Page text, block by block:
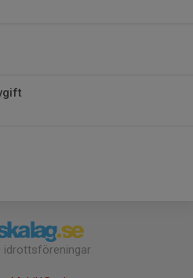
idrottsföreningar